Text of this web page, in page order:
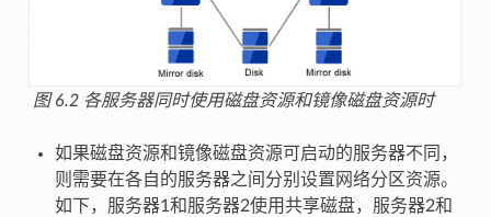
图 6.2 各服务器同时使用磁盘资源和镜像磁盘资源时
如果磁盘资源和镜像磁盘资源可启动的服务器不同，
则需要在各自的服务器之间分别设置网络分区资源。
如下，服务器1和服务器2使用共享磁盘，服务器2和